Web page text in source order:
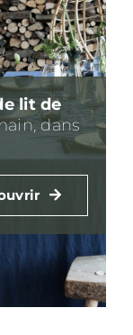
lit de
dans